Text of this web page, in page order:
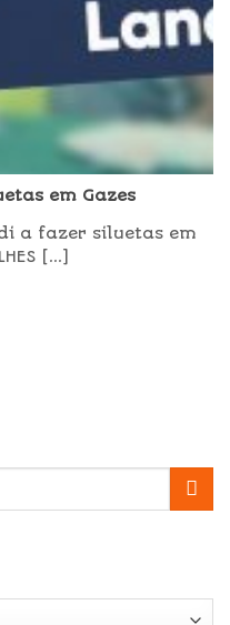
em Gazes
a fazer siluetas em
[...]